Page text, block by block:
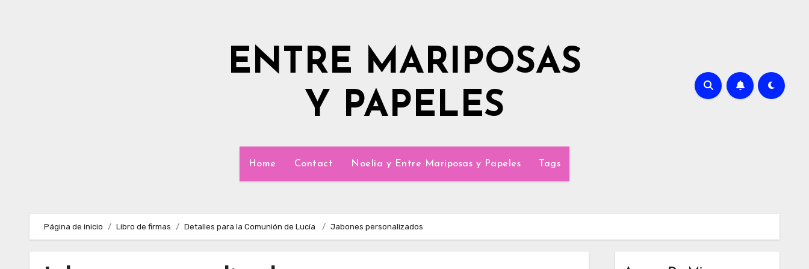
ENTRE MARIPOSAS
Y PAPELES
Home Contact Noelia y Entre Mariposas y Papeles Tags
Página de inicio Libro de firmas Detalles para la Comunión de Lucía Jabones personalizados